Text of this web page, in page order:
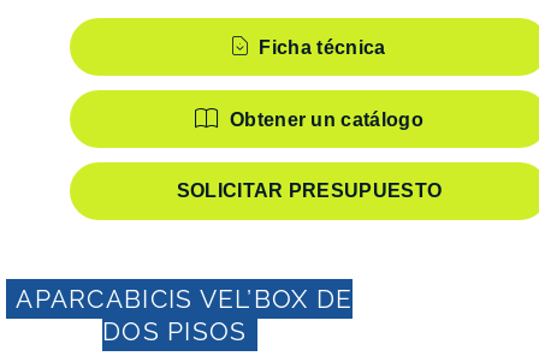
Características
Ficha técnica
Obtener un catálogo
SOLICITAR PRESUPUESTO
APARCABICIS VEL’BOX DE
DOS PISOS